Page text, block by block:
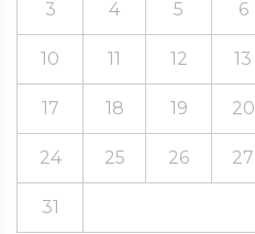
3 4 5 6
10 11 12 13
17 18 19 20
24 25 26 27
31